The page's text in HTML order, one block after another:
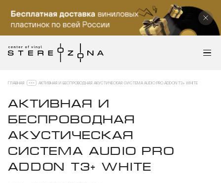
ГЛАВНАЯ АКТИВНАЯ И БЕСПРОВОДНАЯ АКУСТИЧЕСКАЯ СИСТЕМА AUDIO PRO ADDON T3+ WHITE
АКТИВНАЯ И
БЕСПРОВОДНАЯ
АКУСТИЧЕСКАЯ
СИСТЕМА AUDIO PRO
ADDON T3+ WHITE